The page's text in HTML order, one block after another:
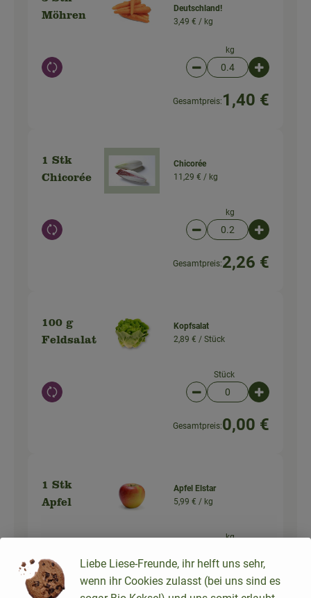
Möhren
Auswahl ändern
Deutschland!
3,49 € / kg
kg
Artikelanzahl
Gesamtpreis: 1,40 €
1 Stk
Chicorée
Auswahl ändern
Chicorée
11,29 € / kg
kg
Artikelanzahl
Gesamtpreis:2,26 €
100 g
Feldsalat
Auswahl ändern
Kopfsalat
2,89 € / Stück
Stück
Artikelanzahl
Gesamtpreis:0,00 €
1 Stk
Apfel
Auswahl ändern
Apfel Elstar
5,99 € / kg
kg
Artikelanzahl
Gesamtpreis: 1,20 €
Liebe Liese-Freunde, ihr helft uns sehr,
wenn ihr Cookies zulasst (bei uns sind es